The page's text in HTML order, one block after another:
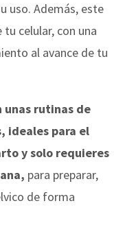
uso. Además, este
celular, con una
al avance de tu
unas rutinas de
ideales para el
y solo requieres
para preparar,
de forma